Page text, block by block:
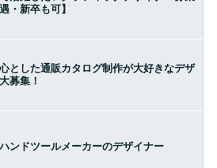
・新卒も可】
とした通販カタログ制作が大好きなデザ
募集！
ハンドツールメーカーのデザイナー